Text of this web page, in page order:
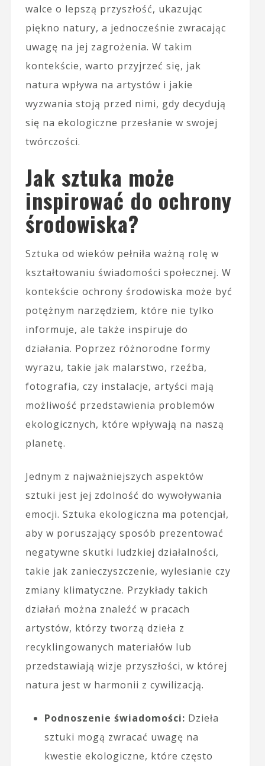
walce o lepszą przyszłość, ukazując
piękno natury, a jednocześnie zwracając
uwagę na jej zagrożenia. W takim
kontekście, warto przyjrzeć się, jak
natura wpływa na artystów i jakie
wyzwania stoją przed nimi, gdy decydują
się na ekologiczne przesłanie w swojej
twórczości.
Jak sztuka może
inspirować do ochrony
środowiska?
Sztuka od wieków pełniła ważną rolę w
kształtowaniu świadomości społecznej. W
kontekście ochrony środowiska może być
potężnym narzędziem, które nie tylko
informuje, ale także inspiruje do
działania. Poprzez różnorodne formy
wyrazu, takie jak malarstwo, rzeźba,
fotografia, czy instalacje, artyści mają
możliwość przedstawienia problemów
ekologicznych, które wpływają na naszą
planetę.
Jednym z najważniejszych aspektów
sztuki jest jej zdolność do wywoływania
emocji. Sztuka ekologiczna ma potencjał,
aby w poruszający sposób prezentować
negatywne skutki ludzkiej działalności,
takie jak zanieczyszczenie, wylesianie czy
zmiany klimatyczne. Przykłady takich
działań można znaleźć w pracach
artystów, którzy tworzą dzieła z
recyklingowanych materiałów lub
przedstawiają wizje przyszłości, w której
natura jest w harmonii z cywilizacją.
Podnoszenie świadomości: Dzieła
sztuki mogą zwracać uwagę na
kwestie ekologiczne, które często